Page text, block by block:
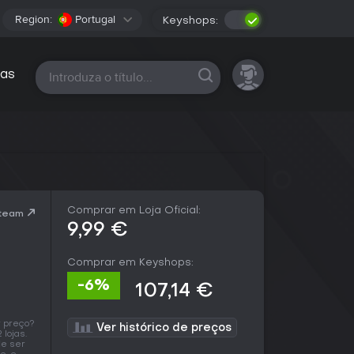
Region: Portugal Keyshops:
Todas as plataformas
preço?
lojas.
ser
Comprar em Loja Oficial:
9,99 €
Comprar em Keyshops:
-6% 107,14 €
Ver histórico de preços